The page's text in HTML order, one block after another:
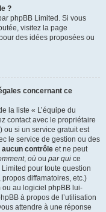
?
phpBB Limited. Si vous
visitez la page
des idées proposées ou
concernant ce
la liste « L’équipe du
contact avec le propriétaire
) ou si un service gratuit est
le service de gestion ou des
aucun contrôle et ne peut
, où ou par qui ce
pour toute question
diffamatoires, etc.)
ou au logiciel phpBB lui-
à propos de l’utilisation
attendre à une réponse